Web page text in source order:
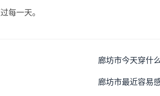
每一天。
廊坊市今天穿什
廊坊市最近容易